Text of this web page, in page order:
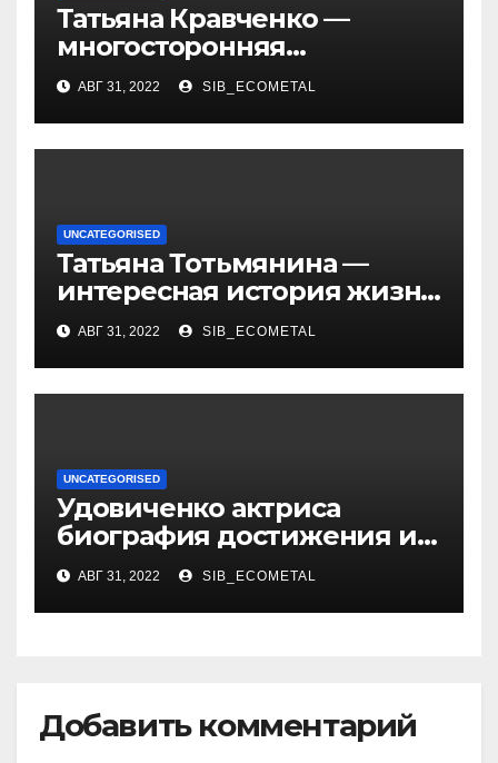
Татьяна Кравченко —
многосторонняя
талантливая российская
актриса с богатой
биографией и успешной
карьерой
АВГ 31, 2022 SIB_ECOMETAL
UNCATEGORISED
Татьяна Тотьмянина —
интересная история жизни
российской фигуристки
АВГ 31, 2022 SIB_ECOMETAL
UNCATEGORISED
Удовиченко актриса
биография достижения и
интересные факты
АВГ 31, 2022 SIB_ECOMETAL
Добавить комментарий